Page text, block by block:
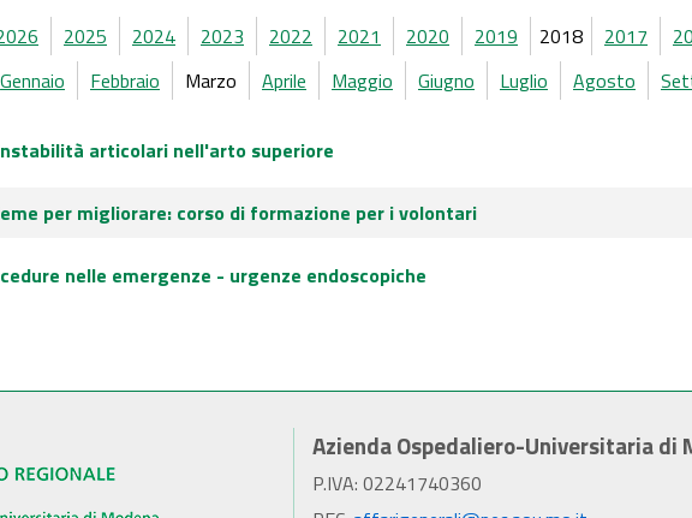
2025 2024 2023 2022 2021 2020 2019 2018 2017
Gennaio Febbraio Marzo Aprile Maggio Giugno Luglio Agosto
articolari nell'arto superiore
per migliorare: corso di formazione per i volontari
nelle emergenze - urgenze endoscopiche
Azienda Ospedaliero-Universitaria di
P.IVA: 02241740360